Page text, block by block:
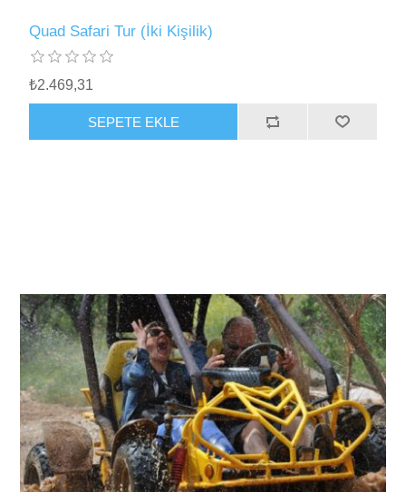
Quad Safari Tur (İki Kişilik)
₺2.469,31
SEPETE EKLE